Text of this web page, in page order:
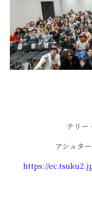
テリー
アシュタ
https://